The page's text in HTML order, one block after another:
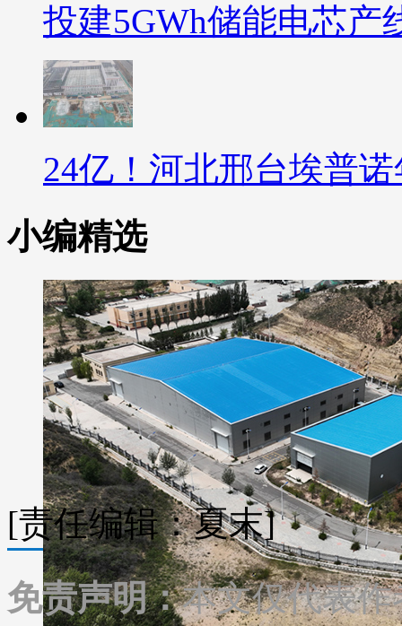
投建5GWh储能电芯产
24亿！河北邢台埃普
小编精选
[责任编辑：夏末]
免责声明：本文仅代表